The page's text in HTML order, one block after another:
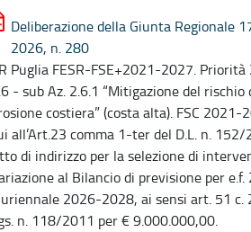
Deliberazione della Giunta Regionale
2026, n. 280
Puglia FESR-FSE+2021-2027. Priorità
- sub Az. 2.6.1 “Mitigazione del rischio
costiera” (costa alta). FSC 2021-
all’Art.23 comma 1-ter del D.L. n. 152/
di indirizzo per la selezione di
al Bilancio di previsione per e.f.
2026-2028, ai sensi art. 51 c.
n. 118/2011 per € 9.000.000,00.